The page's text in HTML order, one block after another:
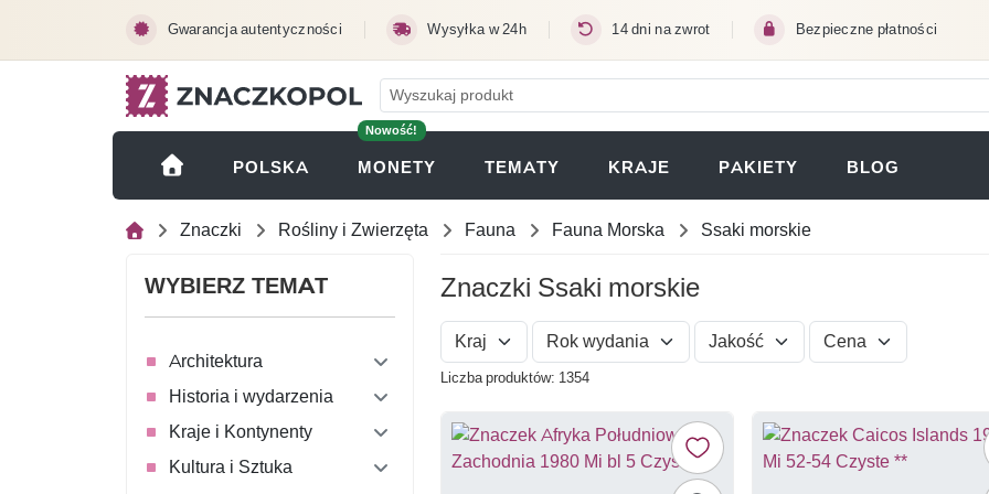
Gwarancja autentyczności Wysyłka w 24h 14 dni na zwrot Bezpieczne płatności
POLSKA
Nowość!
MONETY (OTWIERA SIĘ W NOWEJ KARCIE)
TEMATY KRAJE PAKIETY BLOG
Znaczki Rośliny i Zwierzęta Fauna Fauna Morska Ssaki morskie
WYBIERZ TEMAT
Architektura
Historia i wydarzenia
Kraje i Kontynenty
Kultura i Sztuka
Znaczki Ssaki morskie
Kraj Rok wydania Jakość Cena
Liczba produktów: 1354